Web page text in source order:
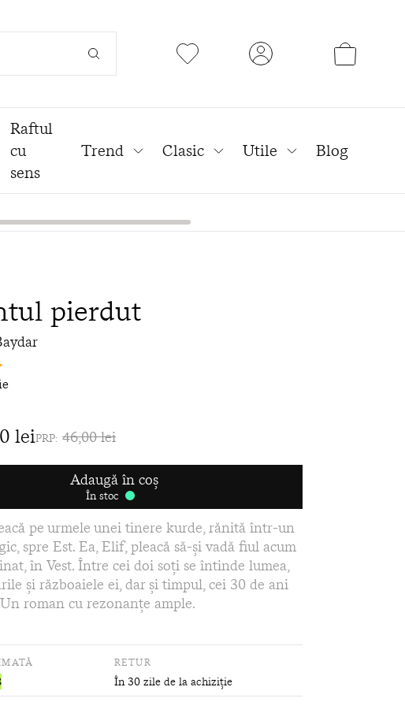
Raftul
cu
sens
Trend Clasic Utile Blog
pierdut
leiPRP: 46,00 lei
Adaugă în coș
În stoc
pe urmele unei tinere kurde, rănită într-un
spre Est. Ea, Elif, pleacă să-și vadă fiul acum
în Vest. Între cei doi soți se întinde lumea,
și războaiele ei, dar și timpul, cei 30 de ani
roman cu rezonanțe ample.
RETUR
În 30 zile de la achiziție